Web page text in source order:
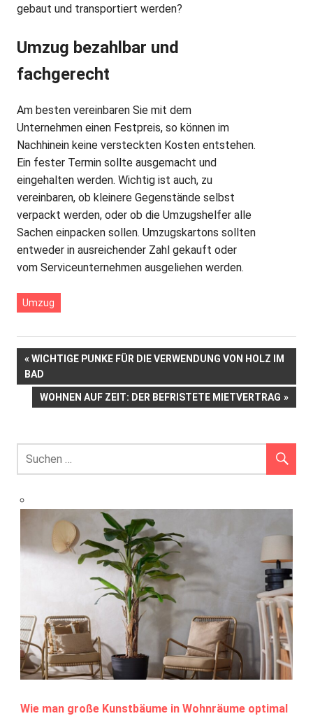
gebaut und transportiert werden?
Umzug bezahlbar und
fachgerecht
Am besten vereinbaren Sie mit dem
Unternehmen einen Festpreis, so können im
Nachhinein keine versteckten Kosten entstehen.
Ein fester Termin sollte ausgemacht und
eingehalten werden. Wichtig ist auch, zu
vereinbaren, ob kleinere Gegenstände selbst
verpackt werden, oder ob die Umzugshelfer alle
Sachen einpacken sollen. Umzugskartons sollten
entweder in ausreichender Zahl gekauft oder
vom Serviceunternehmen ausgeliehen werden.
Umzug
Beitrags-
Navigation
VORHERIGER
BEITRAG:
WICHTIGE PUNKE FÜR DIE VERWENDUNG VON HOLZ IM
BAD
NÄCHSTER
WOHNEN AUF ZEIT: DER BEFRISTETE MIETVERTRAG
Wie man große Kunstbäume in Wohnräume optimal